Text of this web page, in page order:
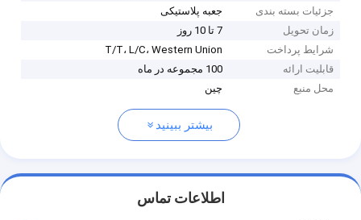
جزئیات بسته بندی
جعبه پلاستیکی
زمان تحویل
7 تا 10 روز
شرایط پرداخت
T/T، L/C، Western Union
قابلیت ارائه
100 مجموعه در ماه
محل منبع
چین
بیشتر ببینید
اطلاعات تماس